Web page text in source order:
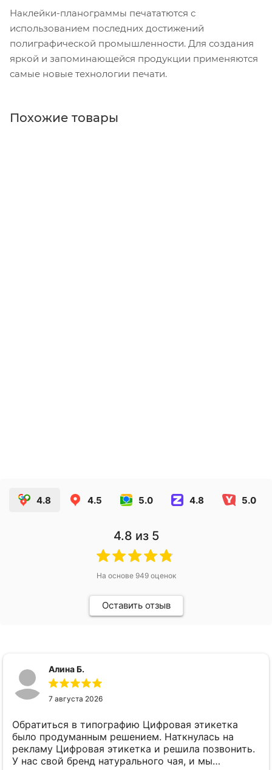
Наклейки-планограммы печататются с
использованием последних достижений
полиграфической промышленности. Для создания
яркой и запоминающейся продукции применяются
самые новые технологии печати.
Похожие товары
4.8 4.5 5.0 4.8 5.0
4.8 из 5
На основе 949оценок
Оставить отзыв
Алина Б.
7 августа 2026
Обратиться в типографию Цифровая этикетка
было продуманным решением. Наткнулась на
рекламу Цифровая этикетка и решила позвонить.
У нас свой бренд натурального чая, и мы